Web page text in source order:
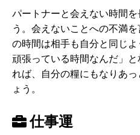
パートナーと会えない時間
う。会えないことへの不満
の時間は相手も自分と同じ
頑張っている時間なんだ」
れば、自分の糧にもなりあ
ょう。
仕事運